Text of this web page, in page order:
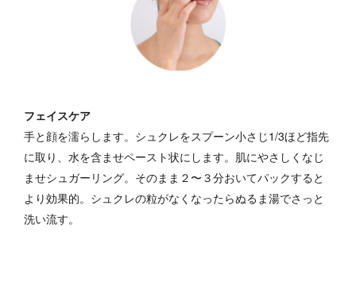
フェイスケア
手と顔を濡らします。シュクレをスプーン小さじ1/3ほど指先
に取り、水を含ませペースト状にします。肌にやさしくなじ
ませシュガーリング。そのまま２〜３分おいてパックすると
より効果的。シュクレの粒がなくなったらぬるま湯でさっと
洗い流す。